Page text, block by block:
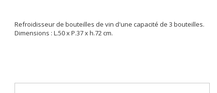
Refroidisseur de bouteilles de vin d'une capacité de 3 bouteilles.
Dimensions : L.50 x P.37 x h.72 cm.